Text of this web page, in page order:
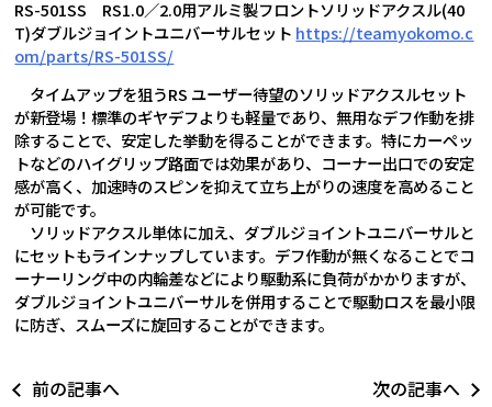
RS-501SS RS1.0／2.0用アルミ製フロントソリッドアクスル(40
T)ダブルジョイントユニバーサルセット https://teamyokomo.c
om/parts/RS-501SS/
タイムアップを狙うRS ユーザー待望のソリッドアクスルセット
が新登場！標準のギヤデフよりも軽量であり、無用なデフ作動を排
除することで、安定した挙動を得ることができます。特にカーペッ
トなどのハイグリップ路面では効果があり、コーナー出口での安定
感が高く、加速時のスピンを抑えて立ち上がりの速度を高めること
が可能です。
ソリッドアクスル単体に加え、ダブルジョイントユニバーサルと
にセットもラインナップしています。デフ作動が無くなることでコ
ーナーリング中の内輪差などにより駆動系に負荷がかかりますが、
ダブルジョイントユニバーサルを併用することで駆動ロスを最小限
に防ぎ、スムーズに旋回することができます。
前の記事へ
次の記事へ